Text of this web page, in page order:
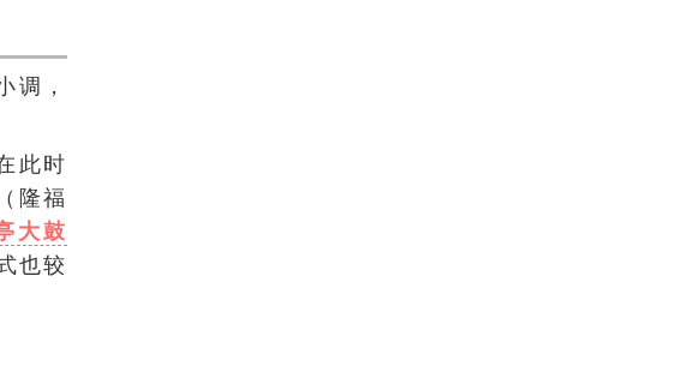
调，
此时
隆福
大鼓
也较